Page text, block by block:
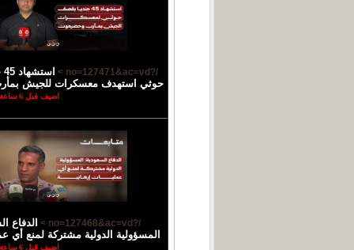
/?no=127471&ac=vd >
حوثي استهدف معسكرات للجيش
اضيف قبل 6 ساعة
/?no=127468&ac=vd >
الدفاع
المسؤولية الدولية مشتركة لمنع أي
اضيف قبل 6 ساعة